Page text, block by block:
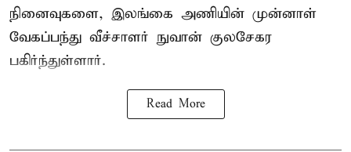
நினைவுகளை, இலங்கை அணியின் முன்னாள்
வேகப்பந்து வீச்சாளர் நுவான் குலசேகர
பகிர்ந்துள்ளார்.
Read More